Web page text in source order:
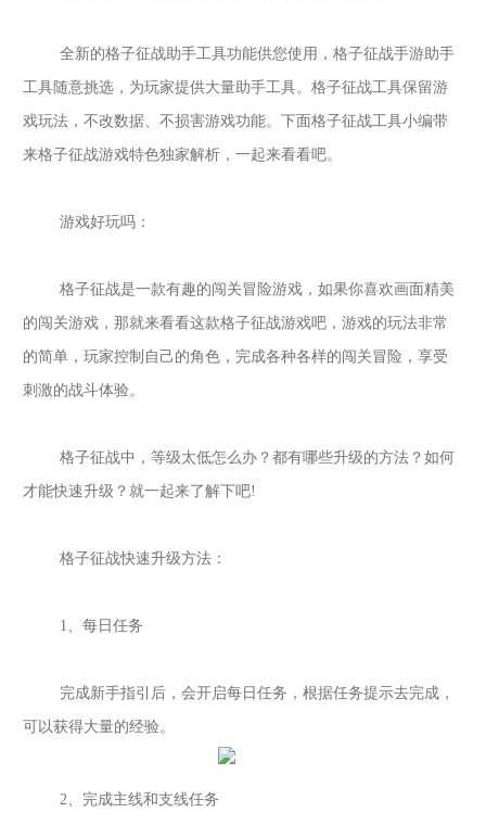
全新的格子征战助手工具功能供您使用，格子征战手游助手
工具随意挑选，为玩家提供大量助手工具。格子征战工具保留游
戏玩法，不改数据、不损害游戏功能。下面格子征战工具小编带
来格子征战游戏特色独家解析，一起来看看吧。
游戏好玩吗：
格子征战是一款有趣的闯关冒险游戏，如果你喜欢画面精美
的闯关游戏，那就来看看这款格子征战游戏吧，游戏的玩法非常
的简单，玩家控制自己的角色，完成各种各样的闯关冒险，享受
刺激的战斗体验。
格子征战中，等级太低怎么办？都有哪些升级的方法？如何
才能快速升级？就一起来了解下吧!
格子征战快速升级方法：
1、每日任务
完成新手指引后，会开启每日任务，根据任务提示去完成，
可以获得大量的经验。
2、完成主线和支线任务